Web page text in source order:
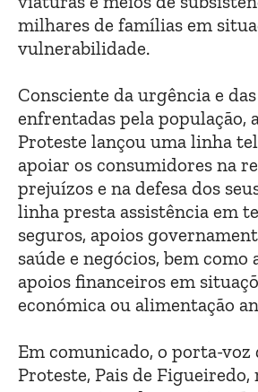
milhares de famílias em
vulnerabilidade.
Consciente da urgência e
enfrentadas pela população,
Proteste lançou uma linha
apoiar os consumidores na
prejuízos e na defesa dos
linha presta assistência em
seguros, apoios
saúde e negócios, bem como
apoios financeiros em
económica ou alimentação
Em comunicado, o porta-voz
Proteste, Pais de